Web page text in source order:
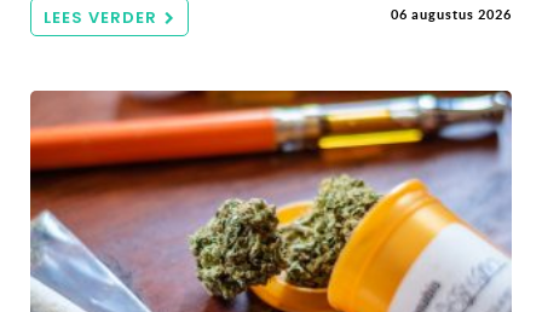
LEES VERDER 06 augustus 2026